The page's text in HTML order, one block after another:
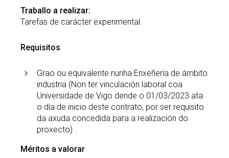
Traballo a realizar:
Tarefas de carácter experimental.
Requisitos
Grao ou equivalente nunha Enxeñería de ámbito
industria (Non ter vinculación laboral coa
Universidade de Vigo dende o 01/03/2023 ata
o día de inicio deste contrato, por ser requisito
da axuda concedida para a realización do
proxecto) .
Méritos a valorar